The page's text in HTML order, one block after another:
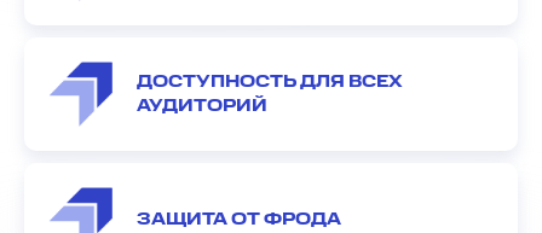
ДОСТУПНОСТЬ ДЛЯ ВСЕХ
АУДИТОРИЙ
ЗАЩИТА ОТ ФРОДА